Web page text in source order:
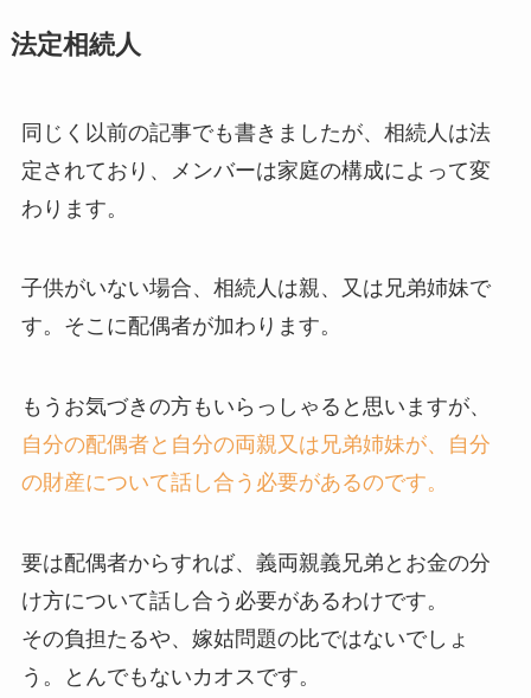
法定相続人
同じく以前の記事でも書きましたが、相続人は法
定されており、メンバーは家庭の構成によって変
わります。
子供がいない場合、相続人は親、又は兄弟姉妹で
す。そこに配偶者が加わります。
もうお気づきの方もいらっしゃると思いますが、
自分の配偶者と自分の両親又は兄弟姉妹が、自分
の財産について話し合う必要があるのです。
要は配偶者からすれば、義両親義兄弟とお金の分
け方について話し合う必要があるわけです。
その負担たるや、嫁姑問題の比ではないでしょ
う。とんでもないカオスです。